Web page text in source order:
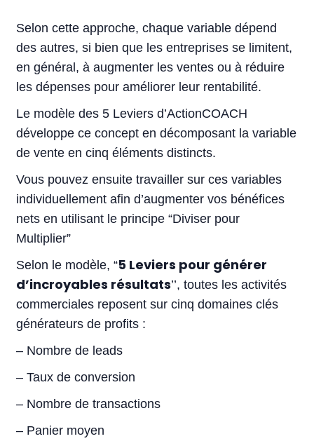
Selon cette approche, chaque variable dépend
des autres, si bien que les entreprises se limitent,
en général, à augmenter les ventes ou à réduire
les dépenses pour améliorer leur rentabilité.
Le modèle des 5 Leviers d’ActionCOACH
développe ce concept en décomposant la variable
de vente en cinq éléments distincts.
Vous pouvez ensuite travailler sur ces variables
individuellement afin d’augmenter vos bénéfices
nets en utilisant le principe “Diviser pour
Multiplier”
Selon le modèle, “5 Leviers pour générer
d’incroyables résultats’’, toutes les activités
commerciales reposent sur cinq domaines clés
générateurs de profits :
– Nombre de leads
– Taux de conversion
– Nombre de transactions
– Panier moyen